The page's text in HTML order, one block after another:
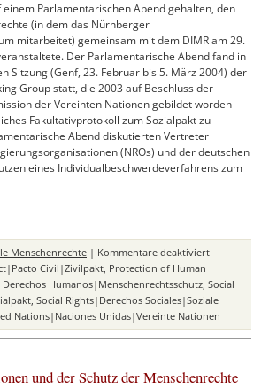
Parlamentarischen Abend gehalten, den
(in dem das Nürnberger
mitarbeitet) gemeinsam mit dem DIMR am 29.
Der Parlamentarische Abend fand in
Sitzung (Genf, 23. Februar bis 5. März 2004) der
Group statt, die 2003 auf Beschluss der
der Vereinten Nationen gebildet worden
Fakultativprotokoll zum Sozialpakt zu
Abend diskutierten Vertreter
(NROs) und der deutschen
eines Individualbeschwerdeverfahrens zum
Menschenrechte | Kommentare deaktiviertfür
und
Nutzen
eines
Allgemeine
Civil|Zivilpakt, Protection of Human
Humanos|Menschenrechtsschutz, Social
, Social Rights|Derechos Sociales|Soziale
Nations|Naciones Unidas|Vereinte Nationen
und der Schutz der Menschenrechte